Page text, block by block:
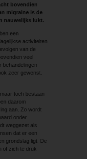
bovendien
migraine is de
nauwelijks lukt.
een
activiteiten
van de
veel
behandelingen
zeer gewenst.
toch bestaan
daarom
aan. Zo wordt
onder
weggezet als
dat er een
grondslag ligt. De
of zich te druk